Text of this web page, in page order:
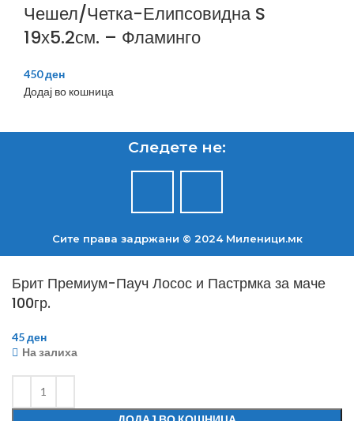
Чешел/Четка-Елипсовидна S
19х5.2см. – Фламинго
450ден
Додај во кошница
Следете не:
Сите права задржани © 2024 Mиленици.мк
Брит Премиум-Пауч Лосос и Пастрмка за маче
100гр.
45ден
На залиха